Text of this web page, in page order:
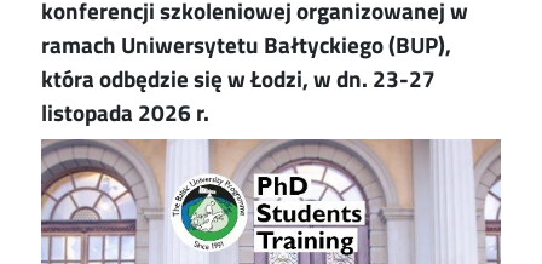
konferencji szkoleniowej organizowanej w
ramach Uniwersytetu Bałtyckiego (BUP),
która odbędzie się w Łodzi, w dn. 23-27
listopada 2026 r.
Image